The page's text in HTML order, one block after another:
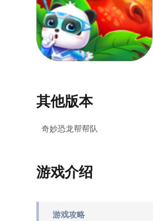
其他版本
奇妙恐龙帮帮队
游戏介绍
游戏攻略